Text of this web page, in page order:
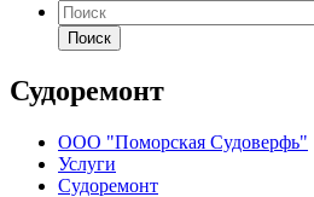
Поиск
Судоремонт
ООО "Поморская Судоверфь"
Услуги
Судоремонт